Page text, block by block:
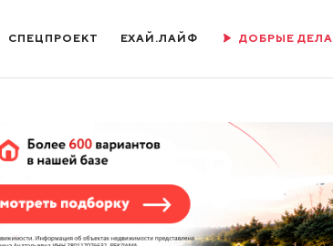
СПЕЦПРОЕКТ ЕХАЙ.ЛАЙФ ДОБРЫЕ ДЕЛА